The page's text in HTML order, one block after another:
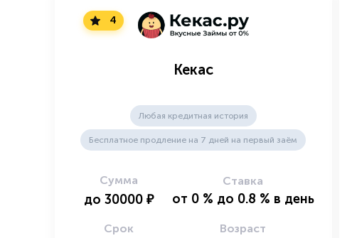
4
Кекас
Любая кредитная история
Бесплатное продление на 7 дней на первый заём
Сумма
до 30000 ₽
Ставка
от 0 % до 0.8 % в день
Срок Возраст